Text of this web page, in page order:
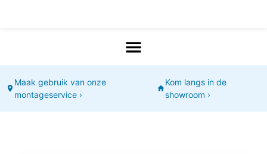
Maak gebruik van onze
montageservice ›
Kom langs in de
showroom ›